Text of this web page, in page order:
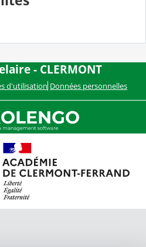
- CLERMONT
d'utilisation Données personnelles